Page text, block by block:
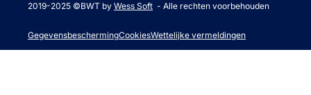
2019-2025 ©BWT by Wess Soft - Alle rechten voorbehouden
GegevensbeschermingCookiesWettelijke vermeldingen